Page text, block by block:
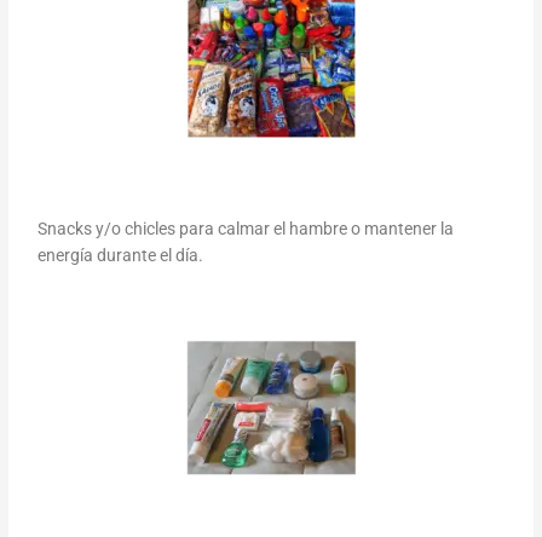
Snacks y/o chicles para calmar el hambre o mantener la
energía durante el día.